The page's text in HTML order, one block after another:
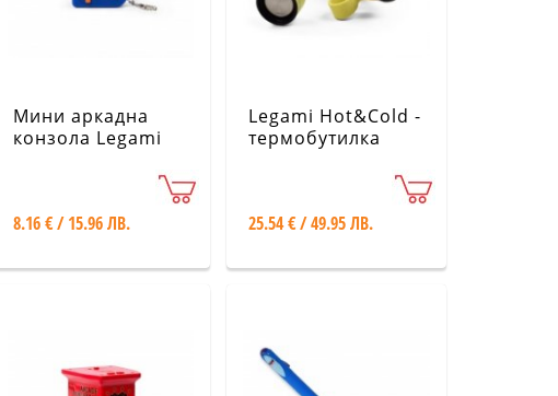
Мини аркадна
конзола Legami
8.16 € / 15.96 ЛВ.
Legami Hot&Cold -
термобутилка
25.54 € / 49.95 ЛВ.